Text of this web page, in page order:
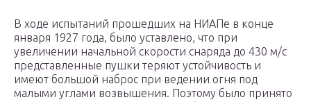
В ходе испытаний прошедших на НИАПе в конце
января 1927 года, было уставлено, что при
увеличении начальной скорости снаряда до 430 м/с
представленные пушки теряют устойчивость и
имеют большой наброс при ведении огня под
малыми углами возвышения. Поэтому было принято